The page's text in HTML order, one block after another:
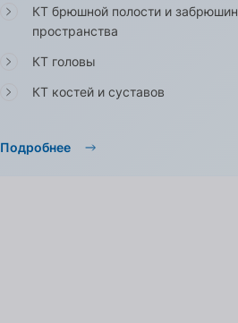
КТ брюшной полости и
пространства
КТ головы
КТ костей и суставов
Подробнее